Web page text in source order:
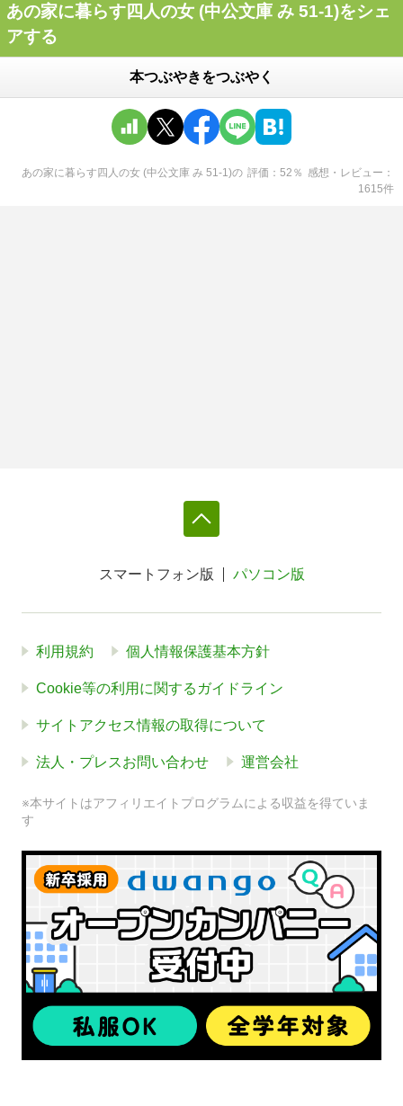
あの家に暮らす四人の女 (中公文庫 み 51-1)をシェ
アする
本つぶやきをつぶやく
あの家に暮らす四人の女 (中公文庫 み 51-1)の 評価 52 ％ 感想・レビュー
1615件
スマートフォン版 パソコン版
利用規約 個人情報保護基本方針
Cookie等の利用に関するガイドライン
サイトアクセス情報の取得について
法人・プレスお問い合わせ 運営会社
※本サイトはアフィリエイトプログラムによる収益を得ていま
す